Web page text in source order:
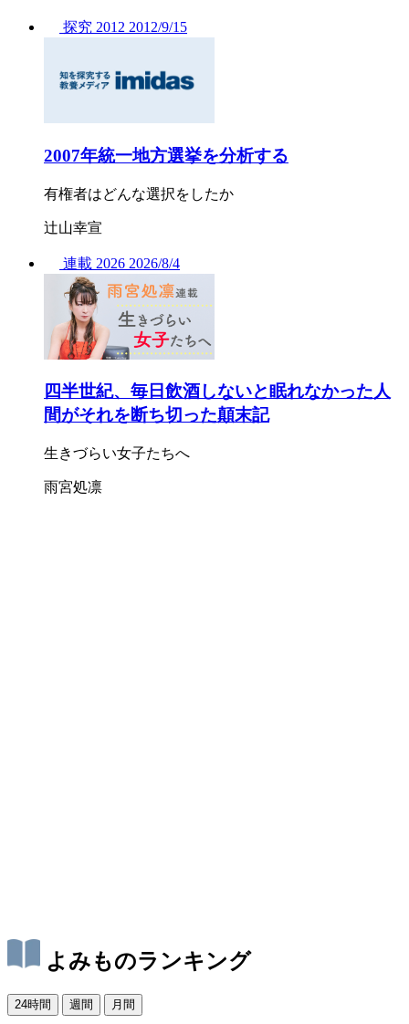
探究 2012 2012/9/15
2007年統一地方選挙を分析する
有権者はどんな選択をしたか
辻山幸宣
連載 2026 2026/8/4
四半世紀、毎日飲酒しないと眠れなかった人
間がそれを断ち切った顛末記
生きづらい女子たちへ
雨宮処凛
よみものランキング
24時間 週間 月間